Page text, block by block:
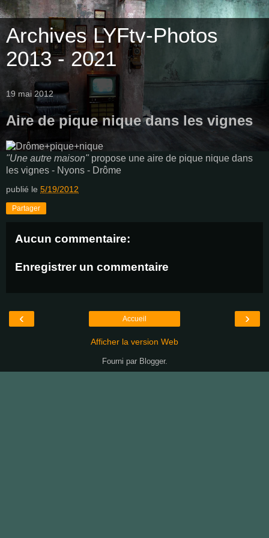
Archives LYFtv-Photos
2013 - 2021
19 mai 2012
Aire de pique nique dans les vignes
"Une autre maison" propose une aire de pique nique dans
les vignes - Nyons - Drôme
publié le 5/19/2012
Partager
Aucun commentaire:
Enregistrer un commentaire
‹ ›
Accueil
Afficher la version Web
Fourni par Blogger.